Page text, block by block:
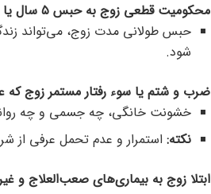
محکومیت قطعی زوج به حبس ۵ سال یا بیشتر
حبس طولانی مدت زوج، می‌تواند
شود.
ضرب و شتم یا سوء رفتار مستمر زوج که
خشونت خانگی، چه جسمی و چه
نکته: استمرار و عدم تحمل عرفی از
ابتلا زوج به بیماری‌های صعب‌العلاج و